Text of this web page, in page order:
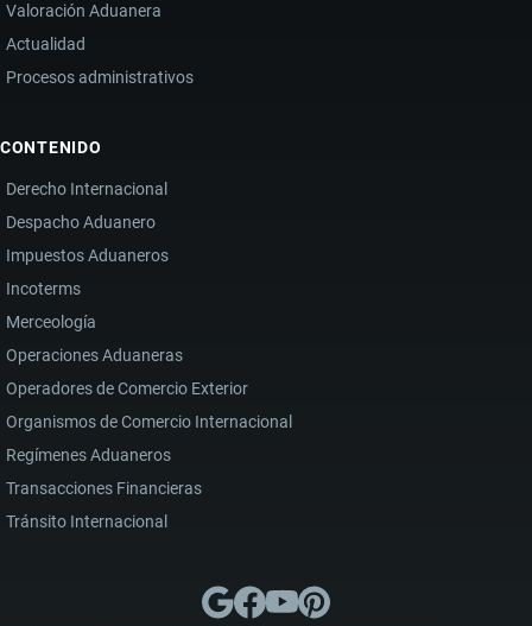
Valoración Aduanera
Actualidad
Procesos administrativos
CONTENIDO
Derecho Internacional
Despacho Aduanero
Impuestos Aduaneros
Incoterms
Merceología
Operaciones Aduaneras
Operadores de Comercio Exterior
Organismos de Comercio Internacional
Regímenes Aduaneros
Transacciones Financieras
Tránsito Internacional